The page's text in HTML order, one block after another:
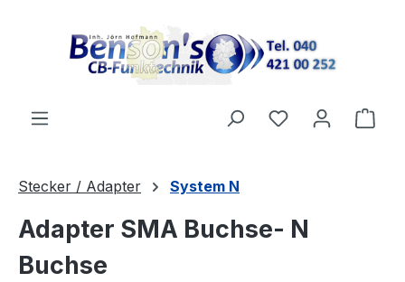
Stecker / Adapter System N
Adapter SMA Buchse- N
Buchse